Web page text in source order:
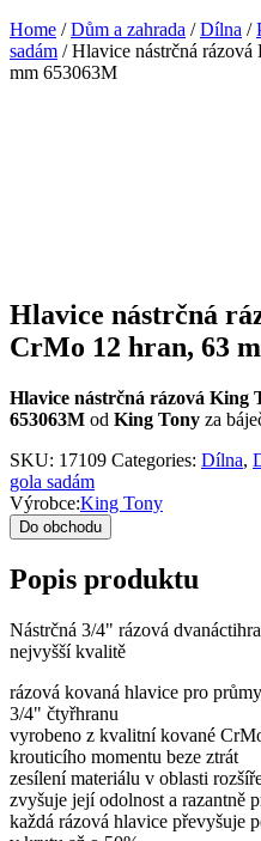
Home /Dům a zahrada /Dílna /
sadám / Hlavice nástrčná
mm 653063M
Hlavice nástrčná
CrMo 12 hran, 63
Hlavice nástrčná rázová King
653063M od King Tony za
SKU: 17109 Categories: Dílna,
gola sadám
Výrobce:King Tony
Do obchodu
Popis produktu
Nástrčná 3/4" rázová
nejvyšší kvalitě
rázová kovaná hlavice pro
3/4" čtyřhranu
vyrobeno z kvalitní kované
krouticího momentu beze ztrát
zesílení materiálu v oblasti
zvyšuje její odolnost a razantně
každá rázová hlavice převyšuje